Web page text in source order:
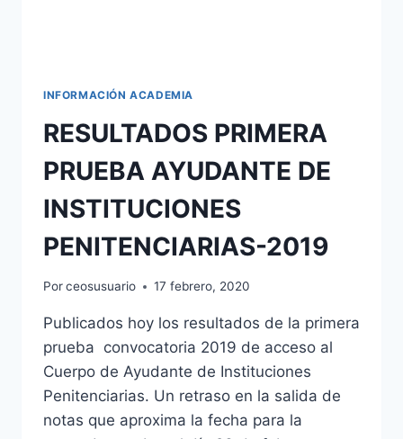
INFORMACIÓN ACADEMIA
RESULTADOS PRIMERA
PRUEBA AYUDANTE DE
INSTITUCIONES
PENITENCIARIAS-2019
Porceosusuario 17 febrero, 2020
Publicados hoy los resultados de la primera
prueba convocatoria 2019 de acceso al
Cuerpo de Ayudante de Instituciones
Penitenciarias. Un retraso en la salida de
notas que aproxima la fecha para la